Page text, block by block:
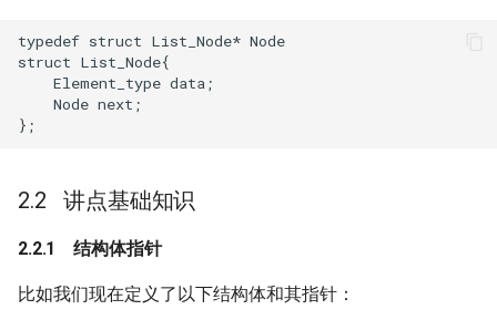
typedef struct List_Node* Node
struct List_Node{
    Element_type data;
    Node next;
讲点基础知识
结构体指针
比如我们现在定义了以下结构体和其指针：